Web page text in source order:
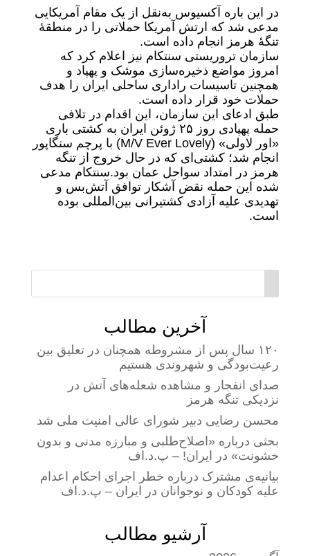
در این باره آکسیوس به‌نقل از یک مقام آمریکایی
مدعی شد که ارتش آمریکا حملاتی را در منطقهٔ
تنگهٔ هرمز انجام داده است.
سازمان تروریستی سنتکام نیز اعلام کرد که
امروز مواضع ذخیره‌سازی موشک و پهپاد و
همچنین تاسیسات راداری ساحلی ایران را هدف
حملات خود قرار داده است.
طبق ادعای این سازمان، این اقدام در تلافی
حمله پهپادی روز ۲۵ ژوئن ایران به کشتی باری
«اور لاولی» (M/V Ever Lovely) با پرچم سنگاپور
انجام شد؛ کشتی‌ای که در حال خروج از تنگه
هرمز در امتداد سواحل عمان بود.سنتکام مدعی
شده این حمله نقض آشکار توافق آتش‌بس و
تهدیدی علیه آزادی کشتیرانی بین‌المللی بوده
است.
آخرین مطالب
۱۲۰ سال پس از مشروطه همچنان در تعلیق بین
رعیت‌بودگی و شهروندی هستیم
صدای انفجار و مشاهده شعله‌های آتش در
نزدیکی تنگه هرمز
محسن رضایی دبیر شورای عالی امنیت ملی شد
بحثی درباره «اصلاح‌طلبی و مبارزه مدنی و بدون
خشونت» در ایران! – پ.د.اف
بیانیه‌ی مشترک درباره خطر اجرای احکام اعدام
علیه کودکان و نوجوانان در ایران – پ.د.اف
آرشیو مطالب